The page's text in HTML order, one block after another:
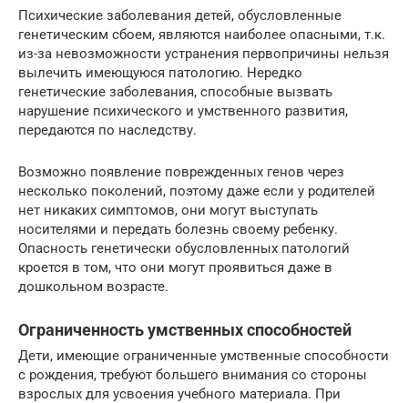
Психические заболевания детей, обусловленные
генетическим сбоем, являются наиболее опасными, т.к.
из-за невозможности устранения первопричины нельзя
вылечить имеющуюся патологию. Нередко
генетические заболевания, способные вызвать
нарушение психического и умственного развития,
передаются по наследству.
Возможно появление поврежденных генов через
несколько поколений, поэтому даже если у родителей
нет никаких симптомов, они могут выступать
носителями и передать болезнь своему ребенку.
Опасность генетически обусловленных патологий
кроется в том, что они могут проявиться даже в
дошкольном возрасте.
Ограниченность умственных способностей
Дети, имеющие ограниченные умственные способности
с рождения, требуют большего внимания со стороны
взрослых для усвоения учебного материала. При